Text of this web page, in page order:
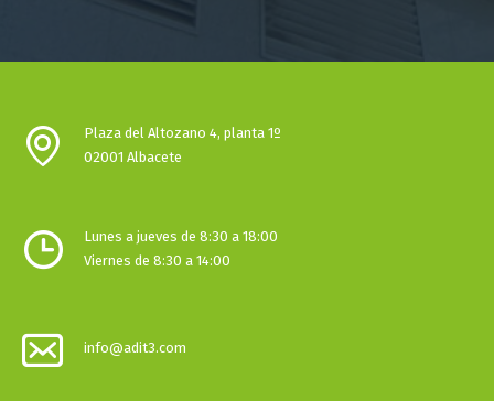
Plaza del Altozano 4, planta 1º
02001 Albacete
Lunes a jueves de 8:30 a 18:00
Viernes de 8:30 a 14:00
info@adit3.com